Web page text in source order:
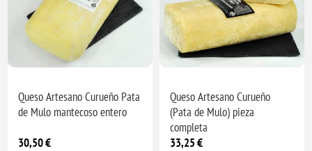
Queso Artesano Curueño Pata
de Mulo mantecoso entero
30,50 €
Queso Artesano Curueño
(Pata de Mulo) pieza
completa
33,25 €